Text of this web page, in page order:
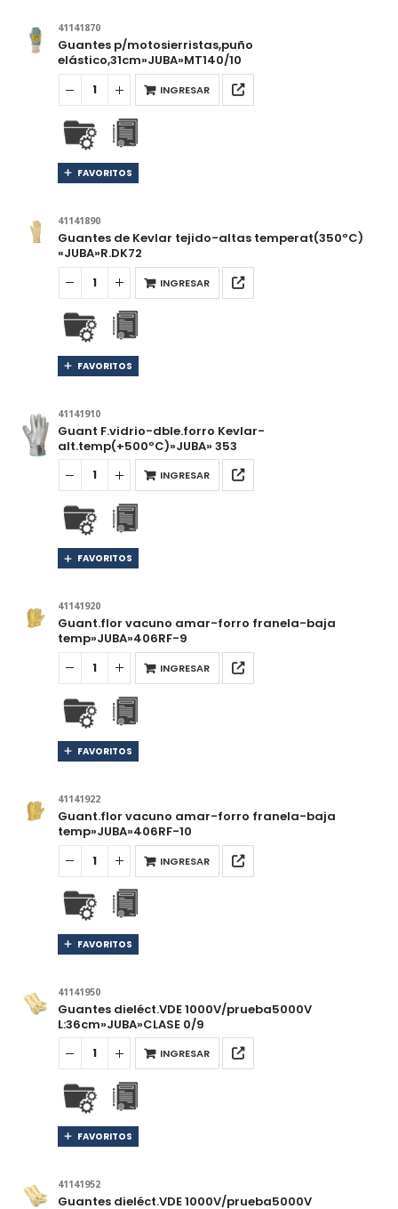
41141870
Guantes p/motosierristas,puño
elástico,31cm»JUBA»MT140/10
INGRESAR
FAVORITOS
41141890
Guantes de Kevlar tejido-altas temperat(350ºC)
«JUBA»R.DK72
INGRESAR
FAVORITOS
41141910
Guant F.vidrio-dble.forro Kevlar-
alt.temp(+500ºC)»JUBA» 353
INGRESAR
FAVORITOS
41141920
Guant.flor vacuno amar-forro franela-baja
temp»JUBA»406RF-9
INGRESAR
FAVORITOS
41141922
Guant.flor vacuno amar-forro franela-baja
temp»JUBA»406RF-10
INGRESAR
FAVORITOS
41141950
Guantes dieléct.VDE 1000V/prueba5000V
L:36cm»JUBA»CLASE 0/9
INGRESAR
FAVORITOS
41141952
Guantes dieléct.VDE 1000V/prueba5000V